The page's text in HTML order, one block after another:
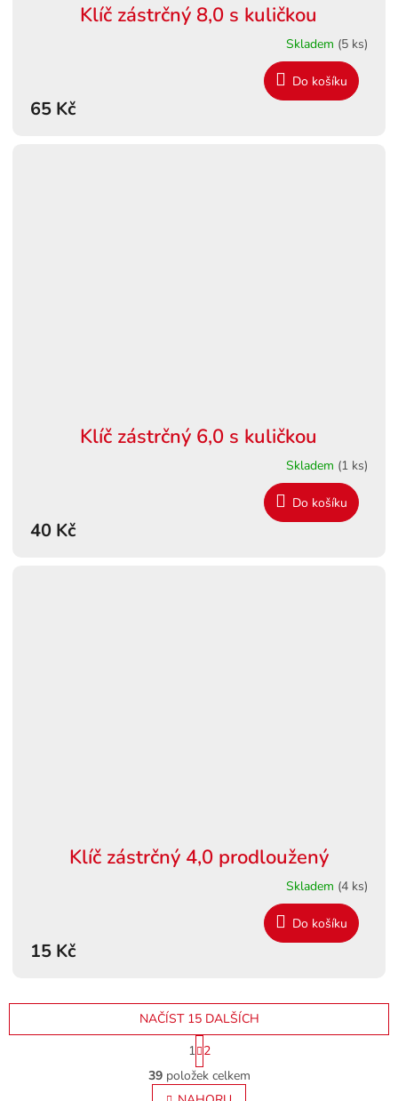
Klíč zástrčný 8,0 s kuličkou
Skladem (5 ks)
65 Kč
Do košíku
Klíč zástrčný 6,0 s kuličkou
Skladem (1 ks)
40 Kč
Do košíku
Klíč zástrčný 4,0 prodloužený
Skladem (4 ks)
15 Kč
Do košíku
O
v
NAČÍST 15 DALŠÍCH
S
t
r
á
1 2
39položek celkem